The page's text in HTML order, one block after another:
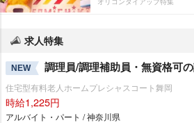
求人特集
NEW 調理員/調理補助員・無資格可
住宅型有料老人ホームプレシャスコート舞岡
時給1,225円
アルバイト・パート / 神奈川県